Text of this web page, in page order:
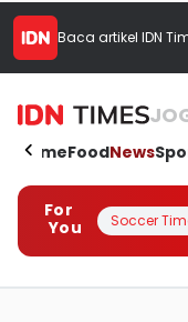
Baca artikel IDN
HomeFoodNews
For
You
Soccer